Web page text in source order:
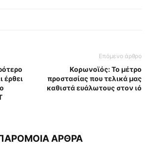
έρθει
Επόμενο άρθρο
Κορωνοϊός: Το μέτρο
προστασίας που τελικά μας
καθιστά ευάλωτους στον ιό
ΑΡΘΡΑ